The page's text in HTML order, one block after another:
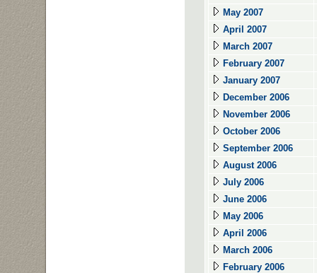
May 2007
April 2007
March 2007
February 2007
January 2007
December 2006
November 2006
October 2006
September 2006
August 2006
July 2006
June 2006
May 2006
April 2006
March 2006
February 2006